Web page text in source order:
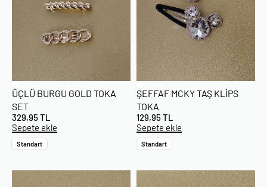
ÜÇLÜ BURGU GOLD TOKA
SET
329,95TL
Sepete ekle
Standart
ŞEFFAF MCKY TAŞ KLIPS
TOKA
129,95TL
Sepete ekle
Standart